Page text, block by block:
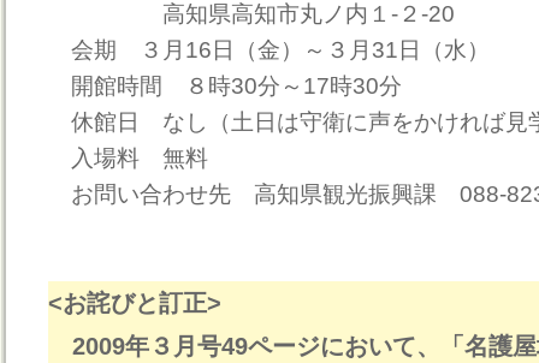
高知県高知市丸ノ内１-２-20
会期 ３月16日（金）～３月31日（水）
開館時間 ８時30分～17時30分
休館日 なし（土日は守衛に声をかければ見
入場料 無料
お問い合わせ先 高知県観光振興課 088-
<お詫びと訂正>
2009年３月号49ページにおいて、「名護